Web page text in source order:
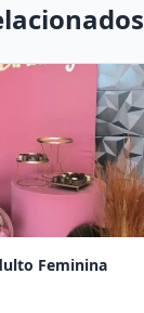
Feminina